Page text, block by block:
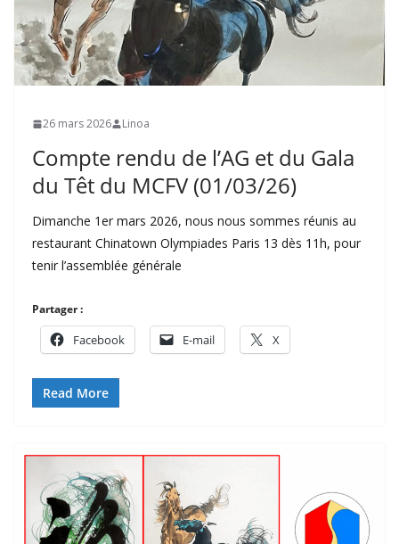
26 mars 2026 Linoa
Compte rendu de l’AG et du Gala
du Têt du MCFV (01/03/26)
Dimanche 1er mars 2026, nous nous sommes réunis au
restaurant Chinatown Olympiades Paris 13 dès 11h, pour
tenir l’assemblée générale
Partager :
Facebook E-mail X
Read More